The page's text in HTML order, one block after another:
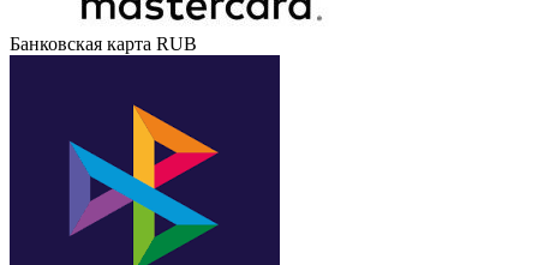
Банковская карта RUB